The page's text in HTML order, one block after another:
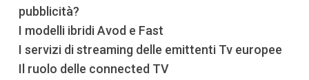
pubblicità?
I modelli ibridi Avod e Fast
I servizi di streaming delle emittenti Tv europee
Il ruolo delle connected TV